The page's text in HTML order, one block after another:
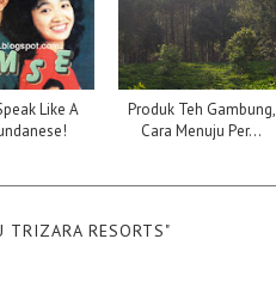
Like A
Produk Teh Gambung,
Cara Menuju Per...
TRIZARA RESORTS"